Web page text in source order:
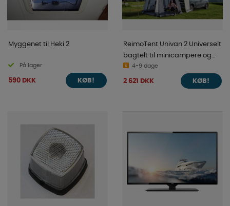
Myggenet til Heki 2
På lager
590 DKK KØB!
ReimoTent Univan 2 Universelt
bagtelt til minicampere og
varevogne
4-9 dage
2 621 DKK KØB!